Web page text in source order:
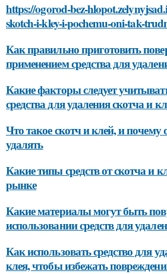
https://ogorod-bez-
skotch-i-kley-i-pochemu-oni-tak-
Как правильно приготовить
применением средства для
Какие факторы следует
средства для удаления скотча и
Что такое скотч и клей, и почему
удалять
Какие типы средств от скотча и
рынке
Какие материалы могут быть
использовании средств для
Как использовать средство для
клея, чтобы избежать